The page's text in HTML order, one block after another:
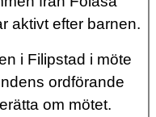
aktivt efter barnen.
i Filipstad i möte
ordförande
om mötet.